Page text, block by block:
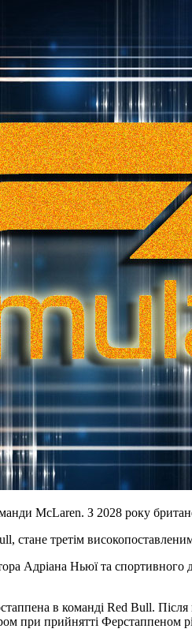
McLaren. З 2028 року
стане третім
Адріана Ньюї та
в команді Red Bull.
при прийнятті Ферстаппеном